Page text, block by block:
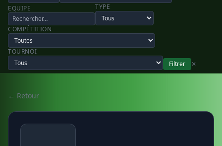
EQUIPE TYPE
COMPÉTITION
TOURNOI
Filtrer
✕
← Retour